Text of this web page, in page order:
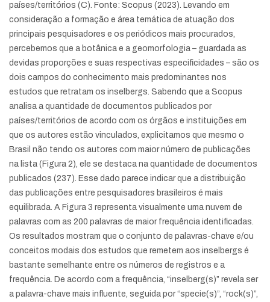
países/territórios (C). Fonte: Scopus (2023). Levando em
consideração a formação e área temática de atuação dos
principais pesquisadores e os periódicos mais procurados,
percebemos que a botânica e a geomorfologia – guardada as
devidas proporções e suas respectivas especificidades – são os
dois campos do conhecimento mais predominantes nos
estudos que retratam os inselbergs. Sabendo que a Scopus
analisa a quantidade de documentos publicados por
países/territórios de acordo com os órgãos e instituições em
que os autores estão vinculados, explicitamos que mesmo o
Brasil não tendo os autores com maior número de publicações
na lista (Figura 2), ele se destaca na quantidade de documentos
publicados (237). Esse dado parece indicar que a distribuição
das publicações entre pesquisadores brasileiros é mais
equilibrada. A Figura 3 representa visualmente uma nuvem de
palavras com as 200 palavras de maior frequência identificadas.
Os resultados mostram que o conjunto de palavras-chave e/ou
conceitos modais dos estudos que remetem aos inselbergs é
bastante semelhante entre os números de registros e a
frequência. De acordo com a frequência, “inselberg(s)” revela ser
a palavra-chave mais influente, seguida por “specie(s)”, “rock(s)”,